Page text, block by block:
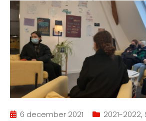
6 december 2021 2021-2022,